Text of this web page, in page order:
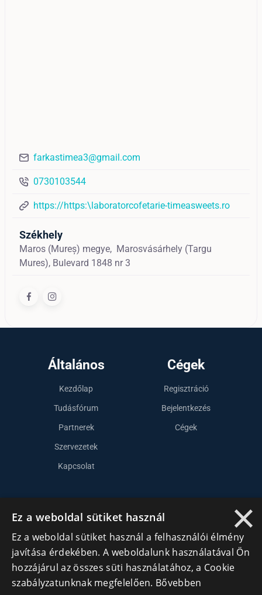
farkastimea3@gmail.com
0730103544
https://https:\laboratorcofetarie-timeasweets.ro
Székhely
Maros (Mureș) megye, Marosvásárhely (Targu
Mures), Bulevard 1848 nr 3
Általános
Kezdőlap
Tudásfórum
Partnerek
Szervezetek
Kapcsolat
Cégek
Regisztráció
Bejelentkezés
Cégek
info@cegek.ro
+40 740 856 970
×
Ez a weboldal sütiket használ
Ez a weboldal sütiket használ a felhasználói élmény
javítása érdekében. A weboldalunk használatával Ön
hozzájárul az összes süti használatához, a Cookie
szabályzatunknak megfelelően. Bővebben